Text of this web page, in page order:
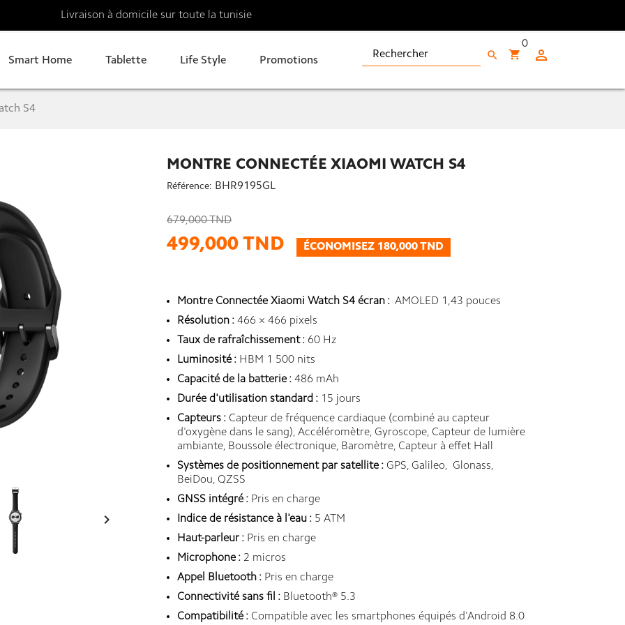
Livraison à domicile sur toute la tunisie
Smart Home Tablette Life Style Promotions 
shopping_cart
0
search
S4

MONTRE CONNECTÉE XIAOMI WATCH S4
Référence: BHR9195GL
679,000 TND
499,000 TND ÉCONOMISEZ 180,000 TND
Montre Connectée Xiaomi Watch S4 écran : AMOLED 1,43 pouces
Résolution : 466 × 466 pixels
Taux de rafraîchissement : 60 Hz
Luminosité : HBM 1 500 nits
Capacité de la batterie : 486 mAh
Durée d'utilisation standard : 15 jours
Capteurs : Capteur de fréquence cardiaque (combiné au capteur
d'oxygène dans le sang), Accéléromètre, Gyroscope, Capteur de lumière
ambiante, Boussole électronique, Baromètre, Capteur à effet Hall
Systèmes de positionnement par satellite : GPS, Galileo, Glonass,
BeiDou, QZSS
GNSS intégré : Pris en charge
Indice de résistance à l'eau : 5 ATM
Haut-parleur : Pris en charge
Microphone : 2 micros
Appel Bluetooth : Pris en charge
Connectivité sans fil : Bluetooth® 5.3
Compatibilité : Compatible avec les smartphones équipés d'Android 8.0